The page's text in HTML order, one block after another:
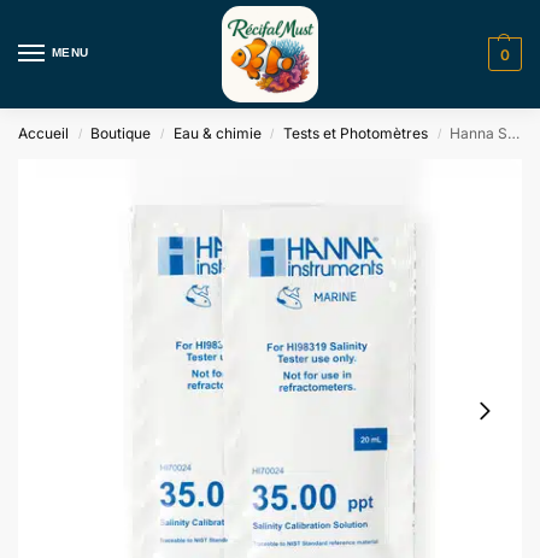
MENU 0
Accueil / Boutique / Eau & chimie / Tests et Photomètres / Hanna Solution Étalonnage Salinité 35 g/L – Sachet 20 mL